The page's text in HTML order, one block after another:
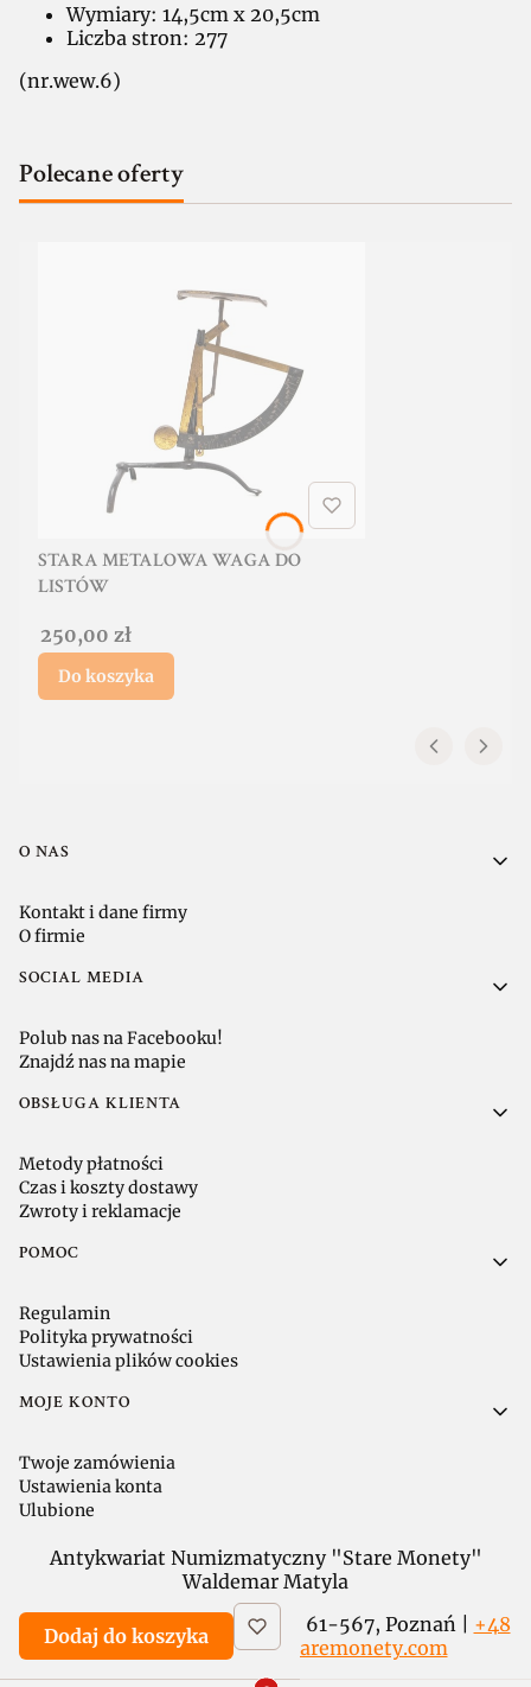
Wymiary: 14,5cm x 20,5cm
Liczba stron: 277
(nr.wew.6)
Polecane oferty
STARA METALOWA WAGA DO
LISTÓW
Cena
250,00 zł
Do koszyka
Linki w stopce
O NAS
Kontakt i dane firmy
O firmie
SOCIAL MEDIA
Polub nas na Facebooku!
Znajdź nas na mapie
OBSŁUGA KLIENTA
Metody płatności
Czas i koszty dostawy
Zwroty i reklamacje
POMOC
Regulamin
Polityka prywatności
Ustawienia plików cookies
MOJE KONTO
Twoje zamówienia
Ustawienia konta
Ulubione
Antykwariat Numizmatyczny "Stare Monety"
Waldemar Matyla
ul. 28 Czerwca 1956 r. 113 / 2a, 61-567, Poznań | +48
601 738 532| sklep@staremonety.com
Dodaj do koszyka